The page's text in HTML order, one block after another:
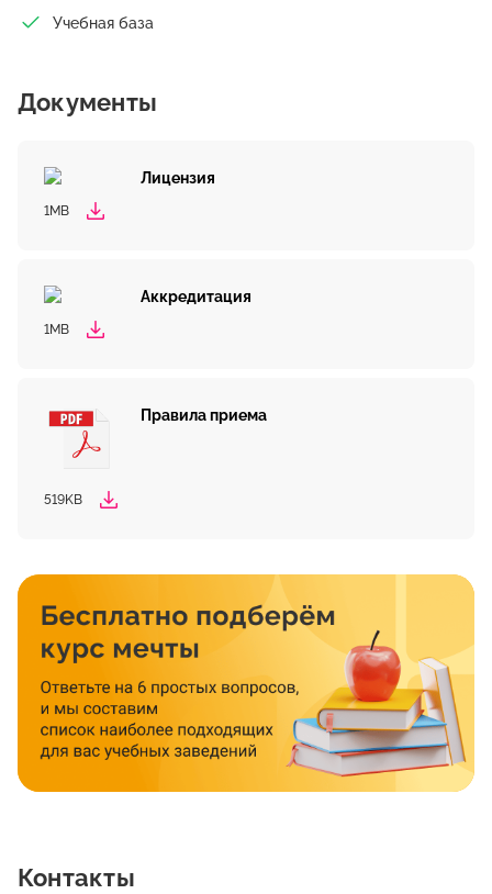
Учебная база
Документы
Лицензия
1MB
Аккредитация
1MB
Правила приема
519KB
Контакты